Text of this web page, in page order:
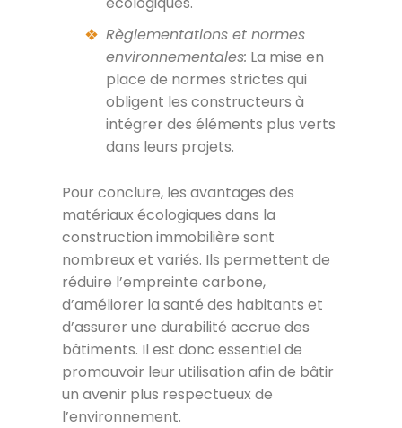
Règlementations et normes
environnementales: La mise en
place de normes strictes qui
obligent les constructeurs à
intégrer des éléments plus verts
dans leurs projets.
Pour conclure, les avantages des
matériaux écologiques dans la
construction immobilière sont
nombreux et variés. Ils permettent de
réduire l’empreinte carbone,
d’améliorer la santé des habitants et
d’assurer une durabilité accrue des
bâtiments. Il est donc essentiel de
promouvoir leur utilisation afin de bâtir
un avenir plus respectueux de
l’environnement.